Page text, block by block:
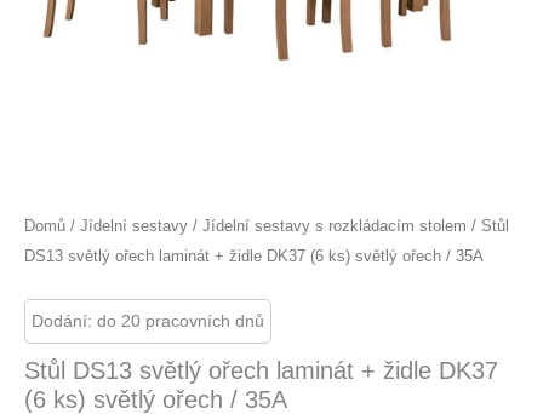
Domů / Jídelní sestavy / Jídelní sestavy s rozkládacím stolem / Stůl
DS13 světlý ořech laminát + židle DK37 (6 ks) světlý ořech / 35A
Dodání: do 20 pracovních dnů
Stůl DS13 světlý ořech laminát + židle DK37
(6 ks) světlý ořech / 35A